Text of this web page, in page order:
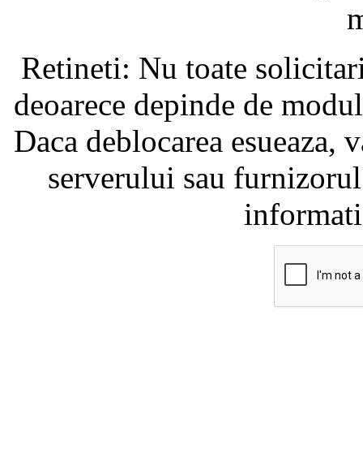
Retineti: Nu toate
deoarece depinde de
Daca deblocarea
serverului sau